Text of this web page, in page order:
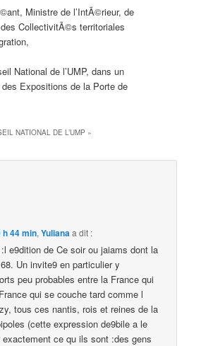
Ministre de l’IntÃ©rieur, de
des CollectivitÃ©s territoriales
National de l’UMP, dans un
Expositions de la Porte de
NATIONAL DE L’UMP »
h 44 min,Yulianaa dit :
e9dition de Ce soir ou jaiams dont la
Un invite9 en particulier y
peu probables entre la France qui
qui se couche tard comme l
tous ces nantis, rois et reines de la
(cette expression de9bile a le
exactement ce qu ils sont :des gens